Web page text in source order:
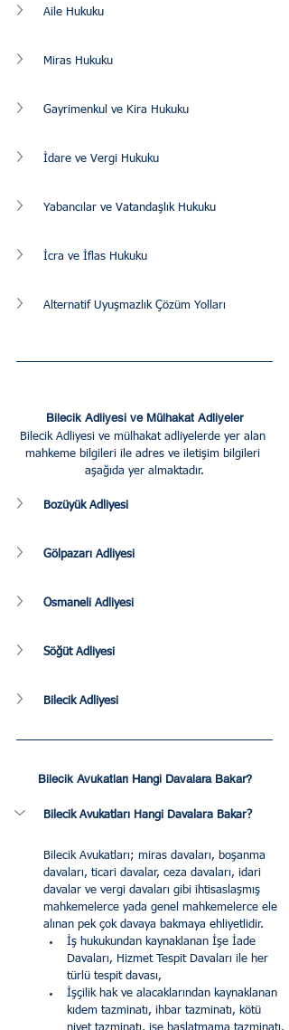
Aile Hukuku
Miras Hukuku
Gayrimenkul ve Kira Hukuku
İdare ve Vergi Hukuku
Yabancılar ve Vatandaşlık Hukuku
İcra ve İflas Hukuku
Alternatif Uyuşmazlık Çözüm Yolları
Bilecik Adliyesi ve Mülhakat Adliyeler
Bilecik Adliyesi ve mülhakat adliyelerde yer alan
mahkeme bilgileri ile adres ve iletişim bilgileri
aşağıda yer almaktadır.
Bozüyük Adliyesi
Gölpazarı Adliyesi
Osmaneli Adliyesi
Söğüt Adliyesi
Bilecik Adliyesi
Bilecik Avukatları Hangi Davalara Bakar?
Bilecik Avukatları Hangi Davalara Bakar?
Bilecik Avukatları; miras davaları, boşanma
davaları, ticari davalar, ceza davaları, idari
davalar ve vergi davaları gibi ihtisaslaşmış
mahkemelerce yada genel mahkemelerce ele
alınan pek çok davaya bakmaya ehliyetlidir.
İş hukukundan kaynaklanan İşe İade
Davaları, Hizmet Tespit Davaları ile her
türlü tespit davası,
İşçilik hak ve alacaklarından kaynaklanan
kıdem tazminatı, ihbar tazminatı, kötü